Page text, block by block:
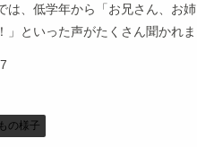
は、低学年から「お兄さん、お
」といった声がたくさん聞かれま
の様子